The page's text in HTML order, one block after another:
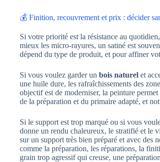
💰 Finition, recouvrement et prix : décider
Si votre priorité est la résistance au
mieux les micro-rayures, un satiné est
dépend du type de produit, et pour affiner
Si vous voulez garder un bois naturel et
une huile dure, les rafraîchissements des
objectif est de moderniser, la peinture
de la préparation et du primaire adapté, et
Si le support est trop marqué ou si vous
donne un rendu chaleureux, le stratifié et le
sur un support très bien préparé et avec des
comme la préparation, les réparations, la
grain trop agressif qui creuse, une